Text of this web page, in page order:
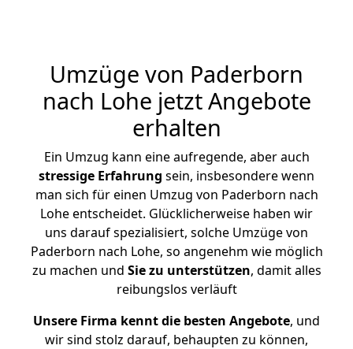
Umzüge von Paderborn
nach Lohe jetzt Angebote
erhalten
Ein Umzug kann eine aufregende, aber auch
stressige Erfahrung sein, insbesondere wenn
man sich für einen Umzug von Paderborn nach
Lohe entscheidet. Glücklicherweise haben wir
uns darauf spezialisiert, solche Umzüge von
Paderborn nach Lohe, so angenehm wie möglich
zu machen und Sie zu unterstützen, damit alles
reibungslos verläuft
Unsere Firma kennt die besten Angebote, und
wir sind stolz darauf, behaupten zu können,